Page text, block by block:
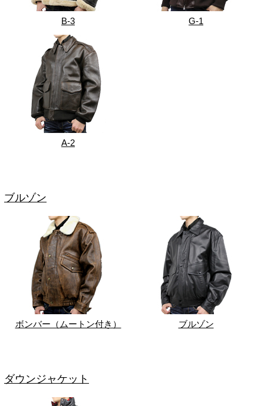
B-3 G-1
A-2
ブルゾン
ボンバー（ムートン付き） ブルゾン
ダウンジャケット